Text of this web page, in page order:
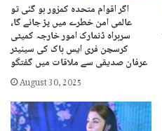
اگر اقوام متحدہ کمزور ہو گئی تو
عالمی امن خطرے میں پڑ جائے گا،
سربراہ ڈنمارک امور خارجہ کمیٹی
کرسچن فری ایس باک کی سینیٹر
عرفان صدیقی سے ملاقات میں گفتگو
August 30, 2025